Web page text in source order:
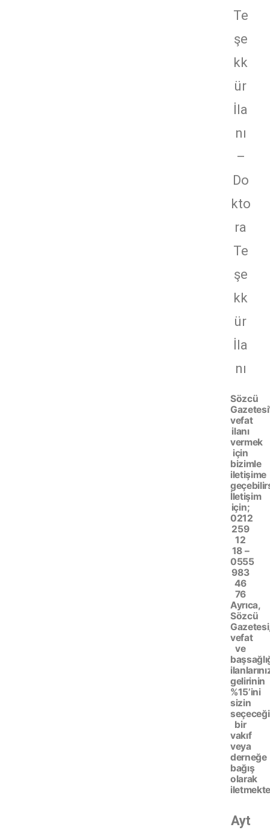
Te
şe
kk
ür
İla
nı
–
Do
kto
ra
Te
şe
kk
ür
İla
nı
Sözcü
vefat
ilanı
vermek
için
bizimle
iletişime
İletişim
için;
0212
259
12
18 –
0555
983
46
76
Ayrıca,
Sözcü
vefat
ve
gelirinin
%15’ini
sizin
bir
vakıf
veya
derneğe
bağış
olarak
Ayt